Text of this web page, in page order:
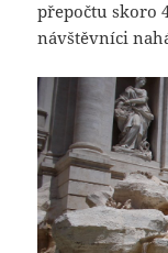
přepočtu skoro
návštěvníci